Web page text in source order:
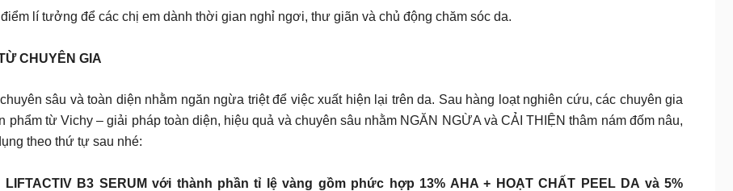
lí tưởng để các chị em dành thời gian nghỉ ngơi, thư giãn và chủ động chăm sóc da.
CHUYÊN GIA
sâu và toàn diện nhằm ngăn ngừa triệt để việc xuất hiện lại trên da. Sau hàng loạt nghiên cứu, các chuyên gia
từ Vichy – giải pháp toàn diện, hiệu quả và chuyên sâu nhằm NGĂN NGỪA và CẢI THIỆN thâm nám đốm nâu,
theo thứ tự sau nhé:
B3 SERUM với thành phần tỉ lệ vàng gồm phức hợp 13% AHA + HOẠT CHẤT PEEL DA và 5%